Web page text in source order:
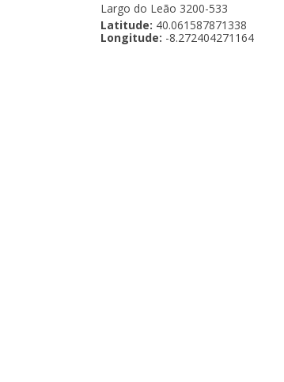
Largo do Leão 3200-533
Latitude: 40.061587871338
Longitude: -8.272404271164